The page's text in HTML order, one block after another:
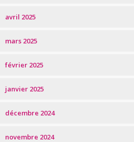
avril 2025
mars 2025
février 2025
janvier 2025
décembre 2024
novembre 2024